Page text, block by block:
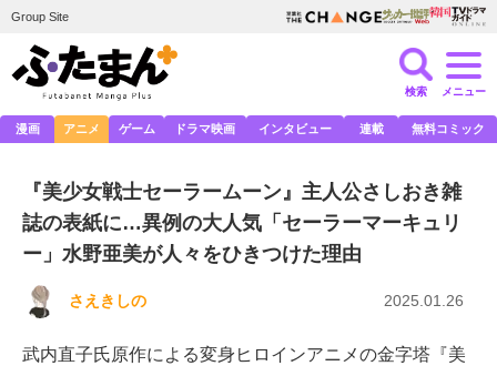
Group Site
検索 メニュー
漫画 アニメ ゲーム ドラマ映画 インタビュー 連載 無料コミック
『美少女戦士セーラームーン』主人公さしおき雑
誌の表紙に…異例の大人気「セーラーマーキュリ
ー」水野亜美が人々をひきつけた理由
さえきしの 2025.01.26
武内直子氏原作による変身ヒロインアニメの金字塔『美